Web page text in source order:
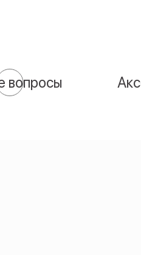
вопросы